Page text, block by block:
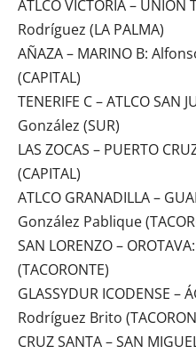
ATLCO VICTORIA –
Rodríguez (LA PALMA)
AÑAZA – MARINO B:
(CAPITAL)
TENERIFE C – ATLCO
González (SUR)
LAS ZOCAS – PUERTO
(CAPITAL)
ATLCO GRANADILLA –
González Pablique
SAN LORENZO –
(TACORONTE)
GLASSYDUR ICODENSE –
Rodríguez Brito
CRUZ SANTA – SAN